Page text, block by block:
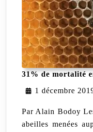
31% de mortalité
1 décembre
Par Alain Bodoy Les enquête sur la mortalité des
abeilles menées